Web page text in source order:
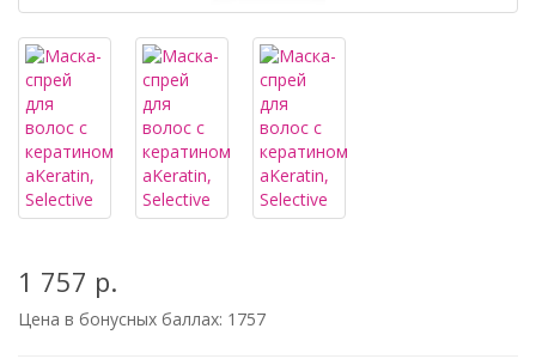
1 757 р.
Цена в бонусных баллах: 1757